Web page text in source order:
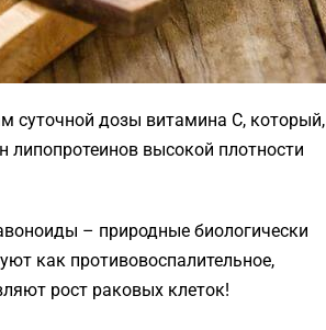
суточной дозы витамина C, который,
липопротеинов высокой плотности
– природные биологически
как противовоспалительное,
рост раковых клеток!